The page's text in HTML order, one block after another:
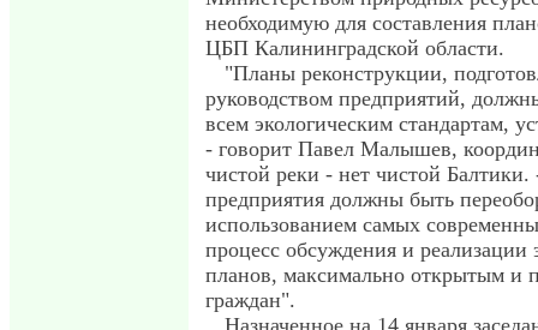
необходимую для составления
ЦБП Калининградской области.
"Планы реконструкции,
руководством предприятий,
всем экологическим стандартам,
- говорит Павел Малышев,
чистой реки - нет чистой Балтики.
предприятия должны быть
использованием самых
процесс обсуждения и реализации
планов, максимально открытым и
граждан".
Назначенное на 14 января